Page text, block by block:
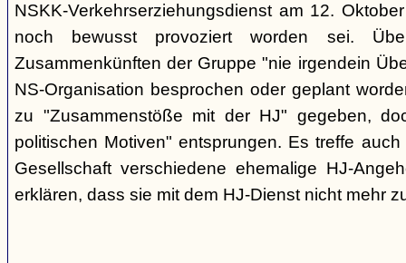
NSKK-Verkehrserziehungsdienst am 12.
noch bewusst provoziert worden sei.
Zusammenkünften der Gruppe "nie irgendein
NS-Organisation besprochen oder geplant
zu "Zusammenstöße mit der HJ" gegeben,
politischen Motiven" entsprungen. Es treffe
Gesellschaft verschiedene ehemalige HJ-
erklären, dass sie mit dem HJ-Dienst nicht mehr